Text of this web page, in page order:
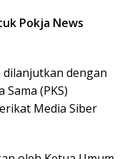
Pokja News
dengan
(PKS)
Media Siber